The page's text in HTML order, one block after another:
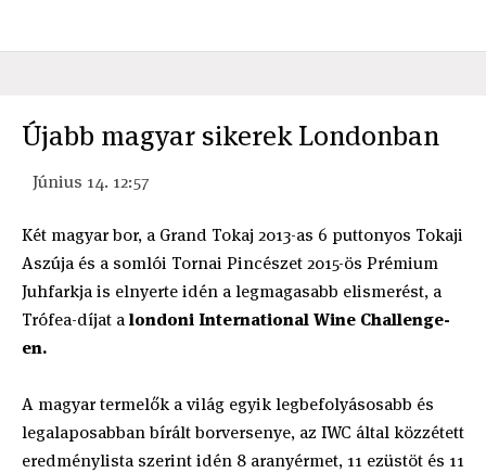
Újabb magyar sikerek Londonban
Június 14. 12:57
Két magyar bor, a Grand Tokaj 2013-as 6 puttonyos Tokaji
Aszúja és a somlói Tornai Pincészet 2015-ös Prémium
Juhfarkja is elnyerte idén a legmagasabb elismerést, a
Trófea-díjat alondoni International Wine Challenge-
en.
A magyar termelők a világ egyik legbefolyásosabb és
legalaposabban bírált borversenye, az IWC által közzétett
eredménylista szerint idén 8 aranyérmet, 11 ezüstöt és 11